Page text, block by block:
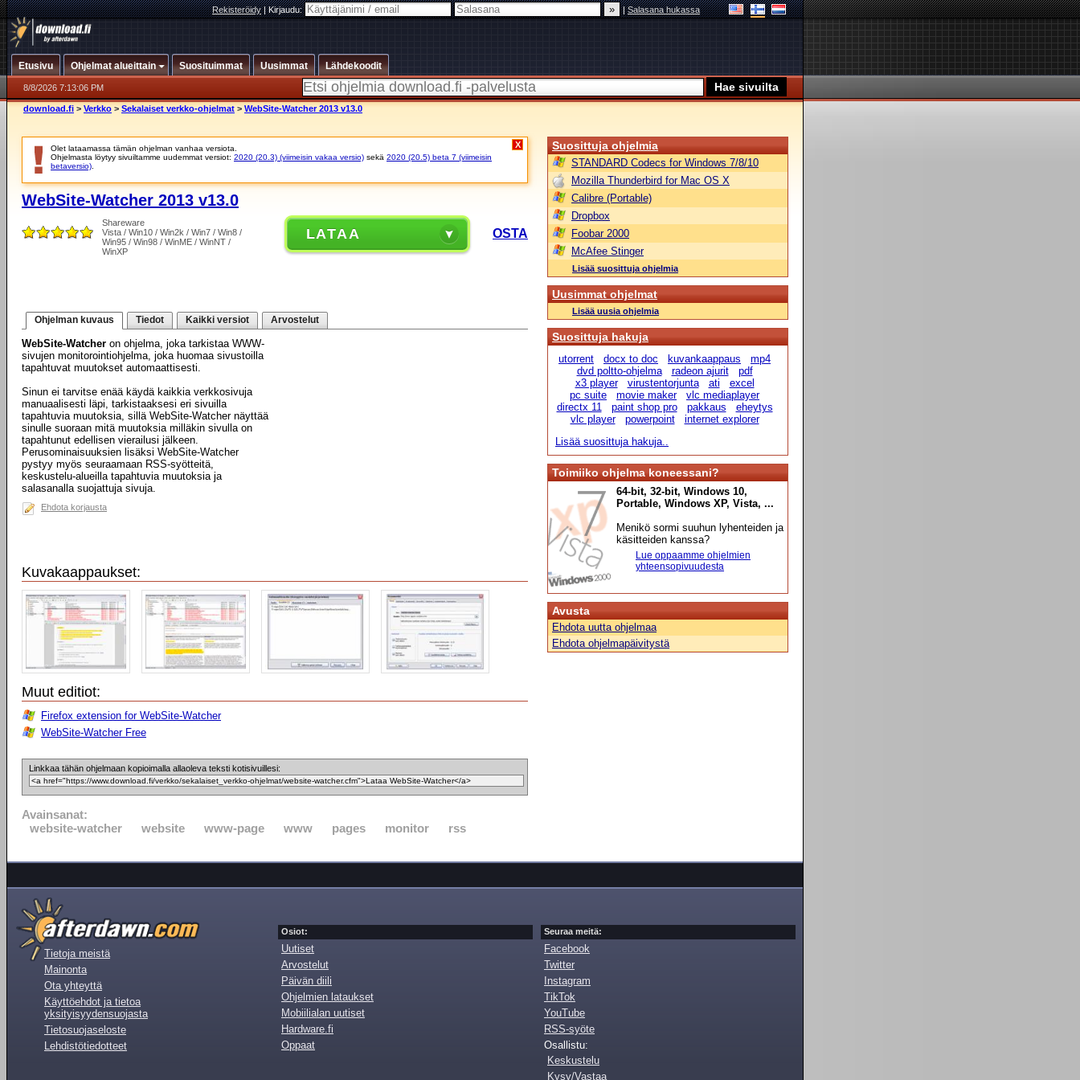
Rekisteröidy|Kirjaudu: |Salasana hukassa
Etusivu Ohjelmat alueittain Suosituimmat Uusimmat Lähdekoodit
8/8/2026 7:13:06 PM
download.fi > Verkko > Sekalaiset verkko-ohjelmat > WebSite-Watcher 2013 v13.0
Olet lataamassa tämän ohjelman vanhaa versiota.
Ohjelmasta löytyy sivuiltamme uudemmat versiot: 2020 (20.3) (viimeisin vakaa versio) sekä 2020 (20.5) beta 7 (viimeisin
betaversio)
X
WebSite-Watcher 2013 v13.0
Shareware
Vista / Win10 / Win2k / Win7 / Win8 /
Win95 / Win98 / WinME / WinNT /
WinXP
LATAA OSTA
Ohjelman kuvaus Tiedot Kaikki versiot Arvostelut
WebSite-Watcher on ohjelma, joka tarkistaa WWW-
sivujen monitorointiohjelma, joka huomaa sivustoilla
tapahtuvat muutokset automaattisesti.
Sinun ei tarvitse enää käydä kaikkia verkkosivuja
manuaalisesti läpi, tarkistaaksesi eri sivuilla
tapahtuvia muutoksia, sillä WebSite-Watcher näyttää
sinulle suoraan mitä muutoksia milläkin sivulla on
tapahtunut edellisen vierailusi jälkeen.
Perusominaisuuksien lisäksi WebSite-Watcher
pystyy myös seuraamaan RSS-syötteitä,
keskustelu-alueilla tapahtuvia muutoksia ja
salasanalla suojattuja sivuja.
Ehdota korjausta
Kuvakaappaukset:
Muut editiot:
Firefox extension for WebSite-Watcher
WebSite-Watcher Free
Linkkaa tähän ohjelmaan kopioimalla allaoleva teksti kotisivuillesi:
Avainsanat:
website-watcher
website www-page www pages monitor rss
Suosittuja ohjelmia
STANDARD Codecs for Windows 7/8/10
Mozilla Thunderbird for Mac OS X
Calibre (Portable)
Dropbox
Foobar 2000
McAfee Stinger
Lisää suosittuja ohjelmia
Uusimmat ohjelmat
Lisää uusia ohjelmia
Suosittuja hakuja
utorrent docx to doc kuvankaappaus
mp4
dvd poltto-ohjelma
radeon ajurit
pdf
x3 player
virustentorjunta ati
excel
pc suite
movie maker
vlc mediaplayer
directx 11
paint shop pro pakkaus
eheytys
vlc player
powerpoint
internet explorer
Lisää suosittuja hakuja..
Toimiiko ohjelma koneessani?
64-bit, 32-bit, Windows 10,
Portable, Windows XP, Vista, ...
Menikö sormi suuhun lyhenteiden ja
käsitteiden kanssa?
Lue oppaamme ohjelmien
yhteensopivuudesta
Avusta
Ehdota uutta ohjelmaa
Ehdota ohjelmapäivitystä
Tietoja meistä
Mainonta
Ota yhteyttä
Käyttöehdot ja tietoa
yksityisyydensuojasta
Tietosuojaseloste
Lehdistötiedotteet
Osiot:
Uutiset
Arvostelut
Päivän diili
Ohjelmien lataukset
Mobiilialan uutiset
Hardware.fi
Oppaat
Seuraa meitä:
Facebook
Twitter
Instagram
TikTok
YouTube
RSS-syöte
Osallistu:
Keskustelu
Kysy/Vastaa